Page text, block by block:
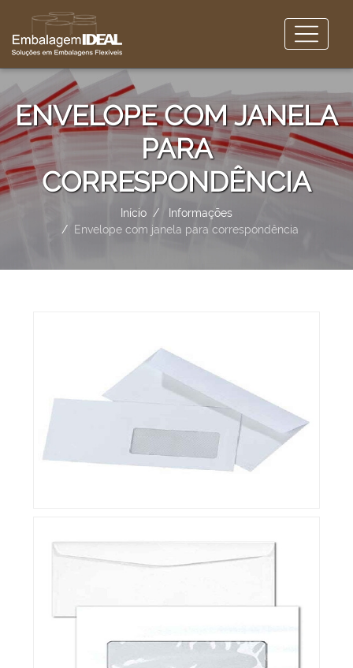
ENVELOPE COM JANELA
PARA
CORRESPONDÊNCIA
Início
Informações
Envelope com janela para correspondência